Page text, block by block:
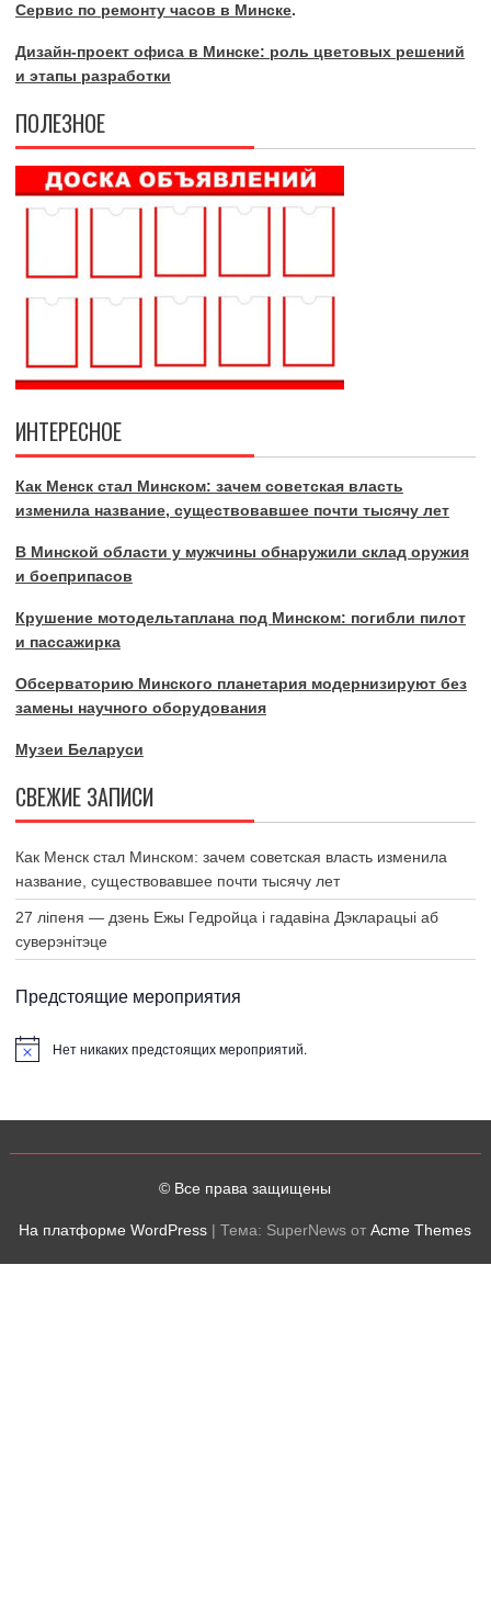
Сервис по ремонту часов в Минске.
Дизайн-проект офиса в Минске: роль цветовых решений
и этапы разработки
ПОЛЕЗНОЕ
ИНТЕРЕСНОЕ
Как Менск стал Минском: зачем советская власть
изменила название, существовавшее почти тысячу лет
В Минской области у мужчины обнаружили склад оружия
и боеприпасов
Крушение мотодельтаплана под Минском: погибли пилот
и пассажирка
Обсерваторию Минского планетария модернизируют без
замены научного оборудования
Музеи Беларуси
СВЕЖИЕ ЗАПИСИ
Как Менск стал Минском: зачем советская власть изменила
название, существовавшее почти тысячу лет
27 ліпеня — дзень Ежы Гедройца і гадавіна Дэкларацыі аб
суверэнітэце
Предстоящие мероприятия
т
Нет никаких предстоящих мероприятий.
© Все права защищены
На платформе WordPress |Тема: SuperNews отAcme Themes